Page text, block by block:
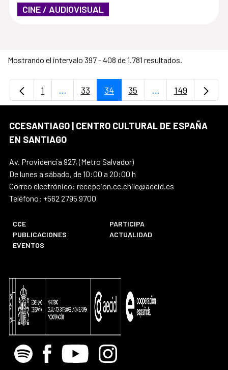
CINE / AUDIOVISUAL
Mostrando el intervalo 397 - 408 de 1.781 resultados.
Página
1 ...Páginas intermedias Use TAB para
Página
33 Página
34 Página
35 ...PáginasPágina
149
CCESANTIAGO | CENTRO CULTURAL DE ESPAÑA
EN SANTIAGO
Av. Providencia 927, (Metro Salvador)
De lunes a sábado, de 10:00 a 20:00 h
Correo electrónico: recepcion.cc.chile@aecid.es
Teléfono: +562 2795 9700
CCE
PARTICIPA
PUBLICACIONES
ACTUALIDAD
EVENTOS
Spotify Facebook
Youtube Instagram